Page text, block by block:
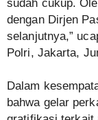
sudah cukup.
dengan Dirjen
selanjutnya,”
Polri, Jakarta,
Dalam
bahwa gelar